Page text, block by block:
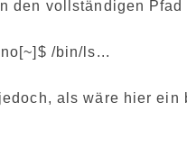
den vollständigen
/bin/ls...
als wäre hier ein